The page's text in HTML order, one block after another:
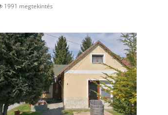
1991 megtekintés